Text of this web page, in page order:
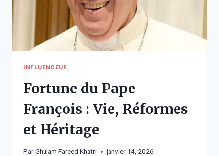
INFLUENCEUR
Fortune du Pape
François : Vie, Réformes
et Héritage
ParGhulam Fareed Khatri janvier 14, 2026